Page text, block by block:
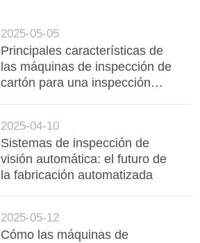
2025-05-05
Principales características de
las máquinas de inspección de
cartón para una inspección
2025-04-10
Sistemas de inspección de
visión automática: el futuro de
la fabricación automatizada
2025-05-12
Cómo las máquinas de